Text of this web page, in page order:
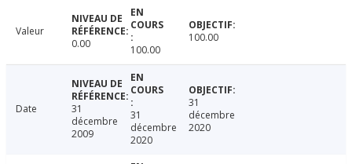
Valeur
0.00
100.00
100.00
Date
31
décembre
2009
31
décembre
2020
31
décembre
2020